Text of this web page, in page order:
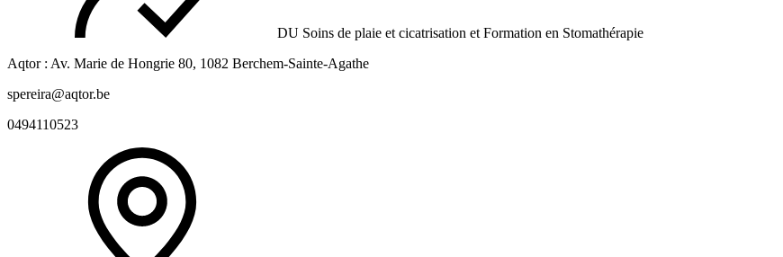
DU Soins de plaie et cicatrisation et Formation en Stomathérapie
Aqtor : Av. Marie de Hongrie 80, 1082 Berchem-Sainte-Agathe
spereira@aqtor.be
0494110523